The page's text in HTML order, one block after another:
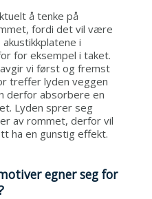
å tenke på
fordi det vil være
i
for eksempel i taket.
vi først og fremst
treffer lyden veggen
derfor absorbere en
Lyden sprer seg
av rommet, derfor vil
ha en gunstig effekt.
egner seg for